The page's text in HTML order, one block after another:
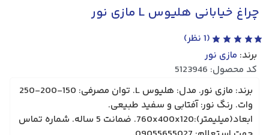
چراغ خیابانی هلیوس L مازی‌ نور
(
1 نظر)
برند: مازی نور
کد محصول: 5123946
برند: مازی‌ نور. مدل: هلیوس L. توان مصرفی: 150-200-250
وات. رنگ نور: آفتابی و سفید طبیعی.
ابعاد(میلیمتر):760x400x120. ضمانت 5 ساله. شماره تماس